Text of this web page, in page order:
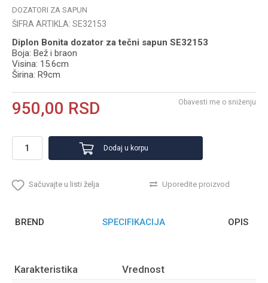
DOZATORI ZA SAPUN
ŠIFRA ARTIKLA: SE32153
Diplon Bonita dozator za tečni sapun SE32153
Boja: Bež i braon
Visina: 15.6cm
Širina: R9cm
950,00 RSD Obavesti me o sniženju
Dodaj u korpu
Sačuvajte u listi želja Uporedite proizvod
BREND SPECIFIKACIJA OPIS
Karakteristika
Vrednost